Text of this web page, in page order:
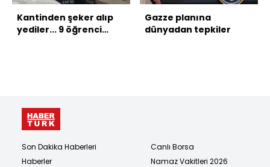
Kantinden şeker alıp
yediler... 9 öğrenci
Gazze planına
dünyadan tepkiler
Son Dakika Haberleri
Haberler
Canlı Borsa
Namaz Vakitleri 2026